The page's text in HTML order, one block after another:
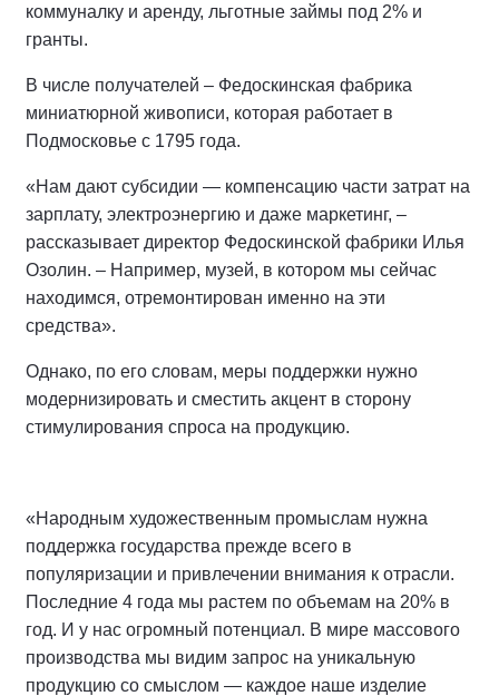
коммуналку и аренду, льготные займы под 2% и
гранты.
В числе получателей – Федоскинская фабрика
миниатюрной живописи, которая работает в
Подмосковье с 1795 года.
«Нам дают субсидии — компенсацию части затрат на
зарплату, электроэнергию и даже маркетинг, –
рассказывает директор Федоскинской фабрики Илья
Озолин. – Например, музей, в котором мы сейчас
находимся, отремонтирован именно на эти
средства».
Однако, по его словам, меры поддержки нужно
модернизировать и сместить акцент в сторону
стимулирования спроса на продукцию.
«Народным художественным промыслам нужна
поддержка государства прежде всего в
популяризации и привлечении внимания к отрасли.
Последние 4 года мы растем по объемам на 20% в
год. И у нас огромный потенциал. В мире массового
производства мы видим запрос на уникальную
продукцию со смыслом — каждое наше изделие